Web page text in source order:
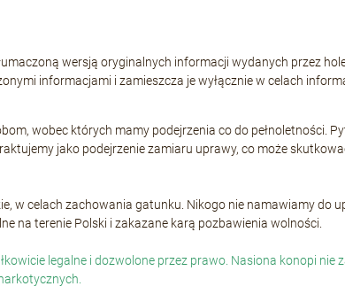
wersją oryginalnych informacji wydanych przez
informacjami i zamieszcza je wyłącznie w celach
wobec których mamy podejrzenia co do pełnoletności.
jako podejrzenie zamiaru uprawy, co może
w celach zachowania gatunku. Nikogo nie namawiamy do
na terenie Polski i zakazane karą pozbawienia wolności.
legalne i dozwolone przez prawo. Nasiona konopi nie